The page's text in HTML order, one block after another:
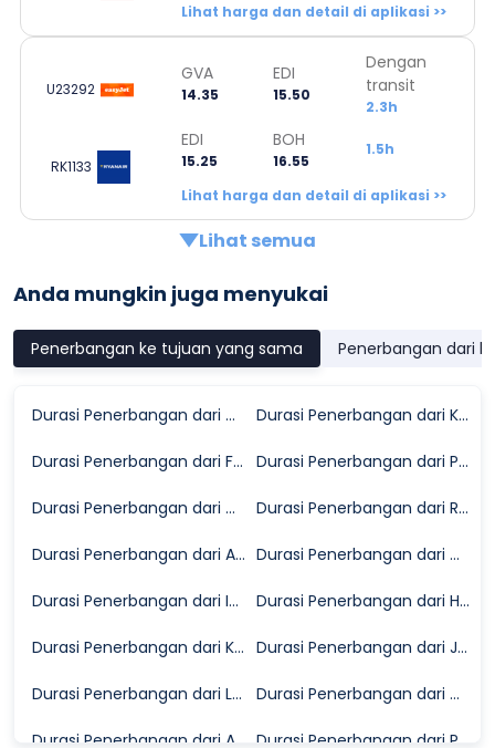
Lihat harga dan detail di aplikasi >>
U23292
GVA
14.35
EDI
15.50
Dengan
transit
2.3h
RK1133
EDI
15.25
BOH
16.55
1.5h
Lihat harga dan detail di aplikasi >>
Lihat semua
Anda mungkin juga menyukai
Penerbangan ke tujuan yang sama Penerbangan dari
Durasi Penerbangan dari Chania ke Bournemouth Durasi Penerbangan dari Kefallinia ke Bournemouth
Durasi Penerbangan dari Funchal ke Bournemouth Durasi Penerbangan dari Prague ke Bournemouth
Durasi Penerbangan dari Malaga ke Bournemouth Durasi Penerbangan dari Reus ke Bournemouth
Durasi Penerbangan dari Antalya ke Bournemouth Durasi Penerbangan dari Dubrovnik ke Bournemouth
Durasi Penerbangan dari Ibiza ke Bournemouth Durasi Penerbangan dari Heraklion ke Bournemouth
Durasi Penerbangan dari Krakow ke Bournemouth Durasi Penerbangan dari Jenewa ke Bournemouth
Durasi Penerbangan dari Larnaca ke Bournemouth Durasi Penerbangan dari Wroclaw ke Bournemouth